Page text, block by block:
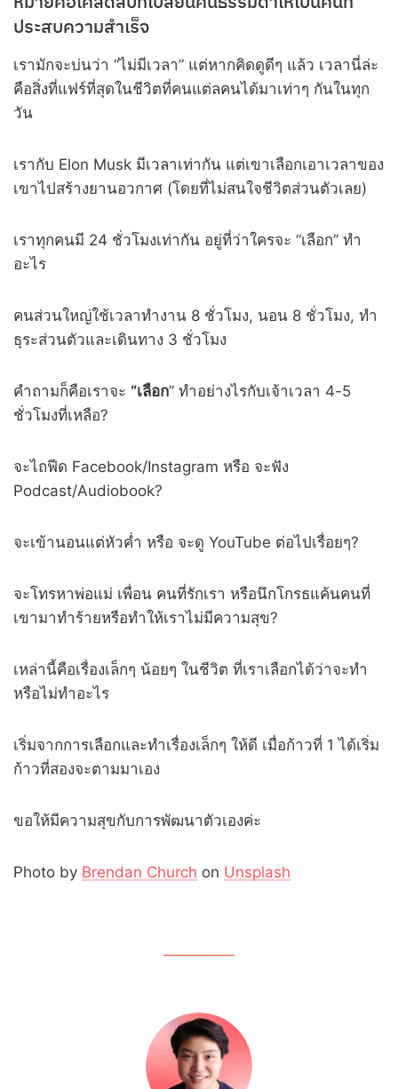
ประสบความสำเร็จ
เรามักจะบ่นว่า “ไม่มีเวลา” แต่หากคิดดูดีๆ แล้ว เวลานี่ล่ะ
คือสิ่งที่แฟร์ที่สุดในชีวิตที่คนแต่ลคนได้มาเท่าๆ กันในทุก
วัน
เรากับ Elon Musk มีเวลาเท่ากัน แต่เขาเลือกเอาเวลาของ
เขาไปสร้างยานอวกาศ (โดยที่ไม่สนใจชีวิตส่วนตัวเลย)
เราทุกคนมี 24 ชั่วโมงเท่ากัน อยู่ที่ว่าใครจะ “เลือก” ทำ
อะไร
คนส่วนใหญ่ใช้เวลาทำงาน 8 ชั่วโมง, นอน 8 ชั่วโมง, ทำ
ธุระส่วนตัวและเดินทาง 3 ชั่วโมง
คำถามก็คือเราจะ “เลือก” ทำอย่างไรกับเจ้าเวลา 4-5
ชั่วโมงที่เหลือ?
จะไถฟีด Facebook/Instagram หรือ จะฟัง
Podcast/Audiobook?
จะเข้านอนแต่หัวค่ำ หรือ จะดู YouTube ต่อไปเรื่อยๆ?
จะโทรหาพ่อแม่ เพื่อน คนที่รักเรา หรือนึกโกรธแค้นคนที่
เขามาทำร้ายหรือทำให้เราไม่มีความสุข?
เหล่านี้คือเรื่องเล็กๆ น้อยๆ ในชีวิต ที่เราเลือกได้ว่าจะทำ
หรือไม่ทำอะไร
เริ่มจากการเลือกและทำเรื่องเล็กๆ ให้ดี เมื่อก้าวที่ 1 ได้เริ่ม
ก้าวที่สองจะตามมาเอง
ขอให้มีความสุขกับการพัฒนาตัวเองค่ะ
Photo by Brendan Church on Unsplash